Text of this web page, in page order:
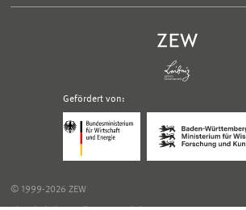
Gefördert von:
Bundesministerium
Wirtschaft
Link
Ministerium
© 1999-2026 ZEW